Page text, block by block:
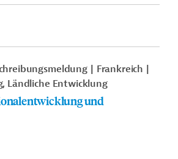
Frankreich
Ländliche Entwicklung
und